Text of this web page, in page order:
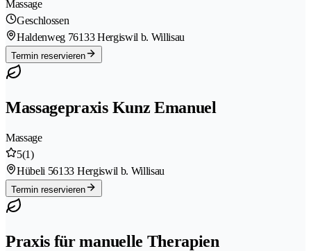
Massage
Geschlossen
Haldenweg 76133 Hergiswil b. Willisau
Termin reservieren
Massagepraxis Kunz Emanuel
Massage
5(1)
Hübeli 56133 Hergiswil b. Willisau
Termin reservieren
Praxis für manuelle Therapien